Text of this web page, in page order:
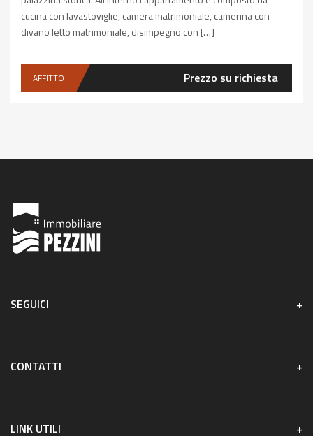
cucina con lavastoviglie, camera matrimoniale, camerina con
divano letto matrimoniale, disimpegno con […]
AFFITTO Prezzo su richiesta
SEGUICI
CONTATTI
LINK UTILI